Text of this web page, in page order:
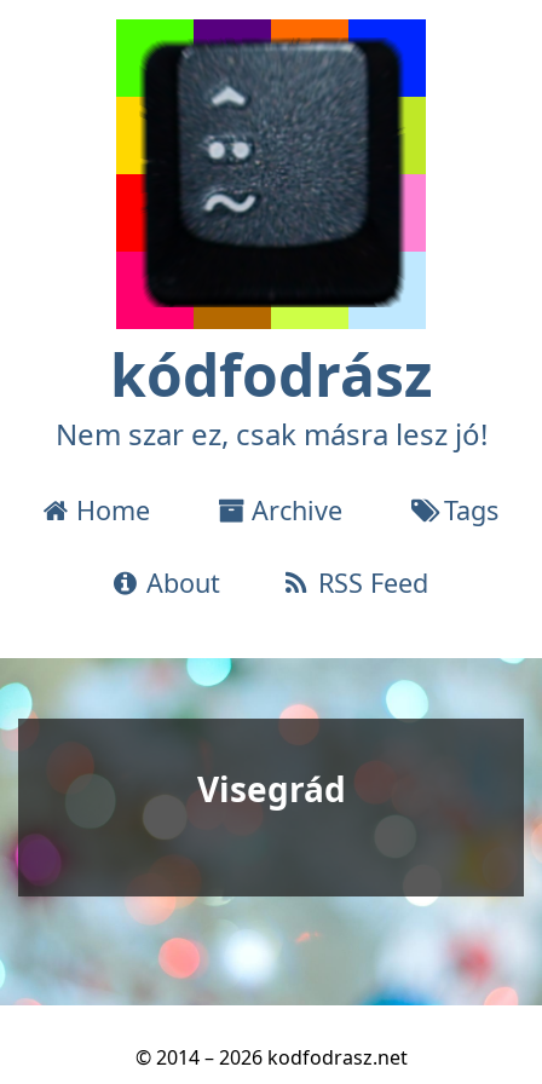
kódfodrász
Nem szar ez, csak másra lesz jó!
Home Archive Tags
About RSS Feed
Visegrád
© 2014 – 2026 kodfodrasz.net